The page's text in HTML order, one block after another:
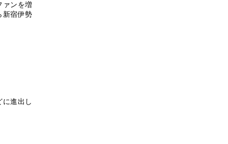
ァンを増
新宿伊勢
進出し